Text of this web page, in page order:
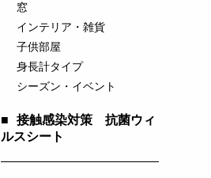
窓
インテリア・雑貨
子供部屋
身長計タイプ
シーズン・イベント
■
接触感染対策 抗菌ウィ
ルスシート